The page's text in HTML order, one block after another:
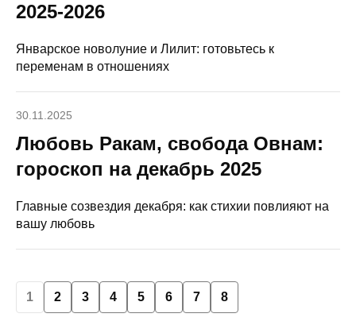
2025-2026
Январское новолуние и Лилит: готовьтесь к
переменам в отношениях
30.11.2025
Любовь Ракам, свобода Овнам:
гороскоп на декабрь 2025
Главные созвездия декабря: как стихии повлияют на
вашу любовь
1 2 3 4 5 6 7 8